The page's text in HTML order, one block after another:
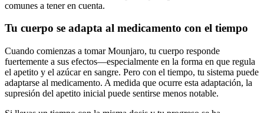
comunes a tener en cuenta.
Tu cuerpo se adapta al medicamento con el tiempo
Cuando comienzas a tomar Mounjaro, tu cuerpo responde
fuertemente a sus efectos—especialmente en la forma en que regula
el apetito y el azúcar en sangre. Pero con el tiempo, tu sistema puede
adaptarse al medicamento. A medida que ocurre esta adaptación, la
supresión del apetito inicial puede sentirse menos notable.